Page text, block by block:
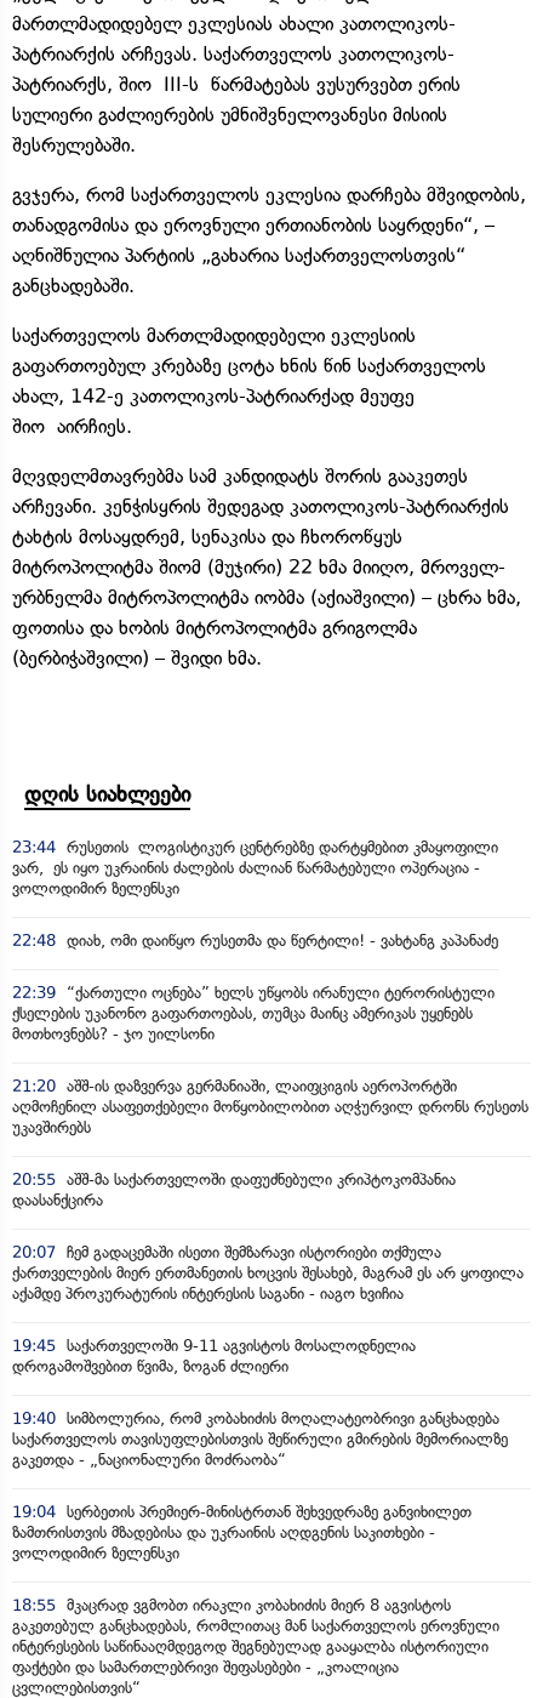
მართლმადიდებელ ეკლესიას ახალი კათოლიკოს-
პატრიარქის არჩევას. საქართველოს კათოლიკოს-
პატრიარქს, შიო III-ს წარმატებას ვუსურვებთ ერის
სულიერი გაძლიერების უმნიშვნელოვანესი მისიის
შესრულებაში.
გვჯერა, რომ საქართველოს ეკლესია დარჩება მშვიდობის,
თანადგომისა და ეროვნული ერთიანობის საყრდენი“, –
აღნიშნულია პარტიის „გახარია საქართველოსთვის“
განცხადებაში.
საქართველოს მართლმადიდებელი ეკლესიის
გაფართოებულ კრებაზე ცოტა ხნის წინ საქართველოს
ახალ, 142-ე კათოლიკოს-პატრიარქად მეუფე
შიო აირჩიეს.
მღვდელმთავრებმა სამ კანდიდატს შორის გააკეთეს
არჩევანი. კენჭისყრის შედეგად კათოლიკოს-პატრიარქის
ტახტის მოსაყდრემ, სენაკისა და ჩხოროწყუს
მიტროპოლიტმა შიომ (მუჯირი) 22 ხმა მიიღო, მროველ-
ურბნელმა მიტროპოლიტმა იობმა (აქიაშვილი) – ცხრა ხმა,
ფოთისა და ხობის მიტროპოლიტმა გრიგოლმა
(ბერბიჭაშვილი) – შვიდი ხმა.
დღის სიახლეები
23:44 რუსეთის ლოგისტიკურ ცენტრებზე დარტყმებით კმაყოფილი
ვარ, ეს იყო უკრაინის ძალების ძალიან წარმატებული ოპერაცია -
ვოლოდიმირ ზელენსკი
22:48 დიახ, ომი დაიწყო რუსეთმა და წერტილი! - ვახტანგ კაპანაძე
22:39
“ქართული ოცნება” ხელს უწყობს ირანული ტერორისტული
ქსელების უკანონო გაფართოებას, თუმცა მაინც ამერიკას უყენებს
მოთხოვნებს? - ჯო უილსონი
21:20 აშშ-ის დაზვერვა გერმანიაში, ლაიფციგის აეროპორტში
აღმოჩენილ ასაფეთქებელი მოწყობილობით აღჭურვილ დრონს რუსეთს
უკავშირებს
20:55 აშშ-მა საქართველოში დაფუძნებული კრიპტოკომპანია
დაასანქცირა
20:07 ჩემ გადაცემაში ისეთი შემზარავი ისტორიები თქმულა
ქართველების მიერ ერთმანეთის ხოცვის შესახებ, მაგრამ ეს არ ყოფილა
აქამდე პროკურატურის ინტერესის საგანი - იაგო ხვიჩია
19:45 საქართველოში 9-11 აგვისტოს მოსალოდნელია
დროგამოშვებით წვიმა, ზოგან ძლიერი
19:40 სიმბოლურია, რომ კობახიძის მოღალატეობრივი განცხადება
საქართველოს თავისუფლებისთვის შეწირული გმირების მემორიალზე
გაკეთდა - „ნაციონალური მოძრაობა“
19:04 სერბეთის პრემიერ-მინისტრთან შეხვედრაზე განვიხილეთ
ზამთრისთვის მზადებისა და უკრაინის აღდგენის საკითხები -
ვოლოდიმირ ზელენსკი
18:55 მკაცრად ვგმობთ ირაკლი კობახიძის მიერ 8 აგვისტოს
გაკეთებულ განცხადებას, რომლითაც მან საქართველოს ეროვნული
ინტერესების საწინააღმდეგოდ შეგნებულად გააყალბა ისტორიული
ფაქტები და სამართლებრივი შეფასებები - „კოალიცია
ცვლილებისთვის“